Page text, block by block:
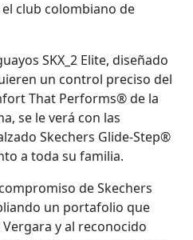
club colombiano de
SKX_2 Elite, diseñado
un control preciso del
That Performs® de la
se le verá con las
Skechers Glide-Step®
a toda su familia.
de Skechers
un portafolio que
y al reconocido